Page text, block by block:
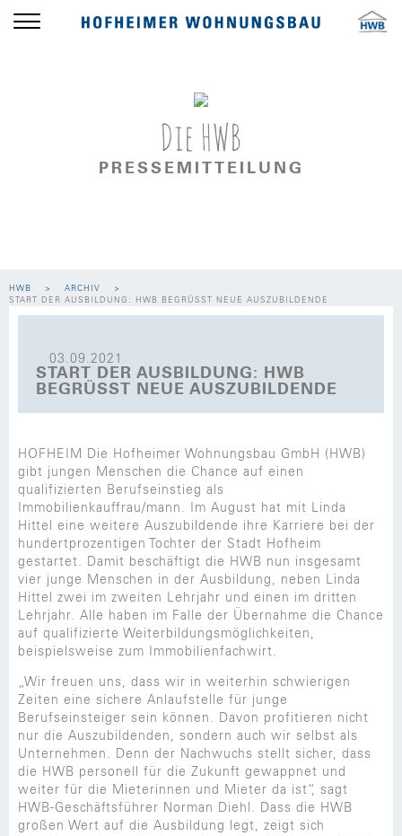
Die HWB
PRESSEMITTEILUNG
HWB
ARCHIV
START DER AUSBILDUNG: HWB BEGRÜSST NEUE AUSZUBILDENDE
03.09.2021
START DER AUSBILDUNG: HWB
BEGRÜSST NEUE AUSZUBILDENDE
HOFHEIM Die Hofheimer Wohnungsbau GmbH (HWB)
gibt jungen Menschen die Chance auf einen
qualifizierten Berufseinstieg als
Immobilienkauffrau/mann. Im August hat mit Linda
Hittel eine weitere Auszubildende ihre Karriere bei der
hundertprozentigen Tochter der Stadt Hofheim
gestartet. Damit beschäftigt die HWB nun insgesamt
vier junge Menschen in der Ausbildung, neben Linda
Hittel zwei im zweiten Lehrjahr und einen im dritten
Lehrjahr. Alle haben im Falle der Übernahme die Chance
auf qualifizierte Weiterbildungsmöglichkeiten,
beispielsweise zum Immobilienfachwirt.
„Wir freuen uns, dass wir in weiterhin schwierigen
Zeiten eine sichere Anlaufstelle für junge
Berufseinsteiger sein können. Davon profitieren nicht
nur die Auszubildenden, sondern auch wir selbst als
Unternehmen. Denn der Nachwuchs stellt sicher, dass
die HWB personell für die Zukunft gewappnet und
weiter für die Mieterinnen und Mieter da ist“, sagt
HWB-Geschäftsführer Norman Diehl. Dass die HWB
großen Wert auf die Ausbildung legt, zeigt sich